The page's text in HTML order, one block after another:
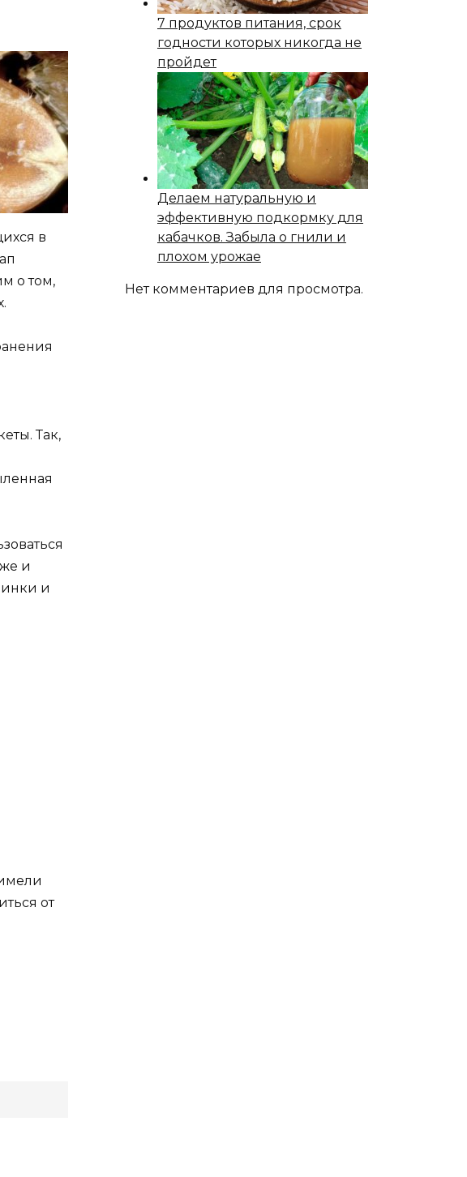
в
о том,
Так,
и
и
от
7 продуктов питания, срок
годности которых никогда не
пройдет
Делаем натуральную и
эффективную подкормку для
кабачков. Забыла о гнили и
плохом урожае
Нет комментариев для просмотра.